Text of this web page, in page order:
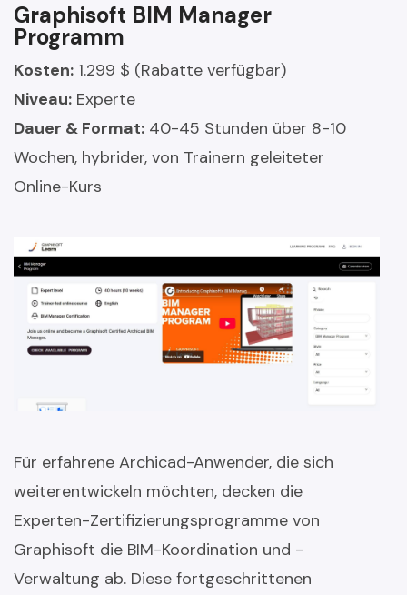
Graphisoft BIM Manager
Programm
Kosten: 1.299 $ (Rabatte verfügbar)
Niveau: Experte
Dauer & Format: 40-45 Stunden über 8-10
Wochen, hybrider, von Trainern geleiteter
Online-Kurs
Für erfahrene Archicad-Anwender, die sich
weiterentwickeln möchten, decken die
Experten-Zertifizierungsprogramme von
Graphisoft die BIM-Koordination und -
Verwaltung ab. Diese fortgeschrittenen